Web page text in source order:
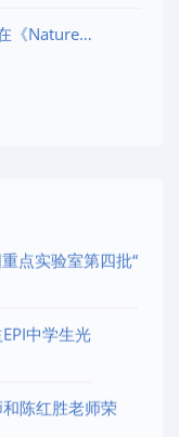
《Nature
点实验室第四批“
中学生光
陈红胜老师荣